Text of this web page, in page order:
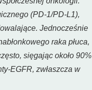
(PD-1/PD-L1),
Jednocześnie
raka płuca,
sięgając około 90%
EGFR, zwłaszcza w